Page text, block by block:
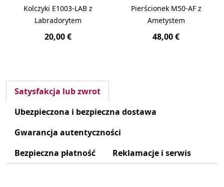
Kolczyki E1003-LAB z
Labradorytem
20,00 €
Pierścionek M50-AF z
Ametystem
48,00 €
Satysfakcja lub zwrot
Ubezpieczona i bezpieczna dostawa
Gwarancja autentyczności
Bezpieczna płatność
Reklamacje i serwis